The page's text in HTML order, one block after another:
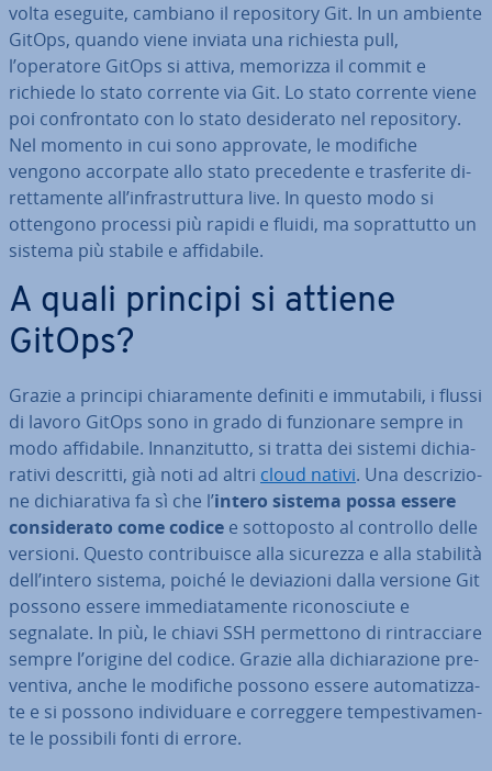
volta eseguite, cambiano il re­po­si­to­ry Git. In un ambiente
GitOps, quando viene inviata una richiesta pull,
l’operatore GitOps si attiva, memorizza il commit e
richiede lo stato corrente via Git. Lo stato corrente viene
poi con­fron­ta­to con lo stato de­si­de­ra­to nel re­po­si­to­ry.
Nel momento in cui sono approvate, le modifiche
vengono accorpate allo stato pre­ce­den­te e tra­sfe­ri­te di­
ret­ta­men­te all’in­fra­strut­tu­ra live. In questo modo si
ottengono processi più rapidi e fluidi, ma so­prat­tut­to un
sistema più stabile e af­fi­da­bi­le.
A quali principi si attiene
GitOps?
Grazie a principi chia­ra­men­te definiti e im­mu­ta­bi­li, i flussi
di lavoro GitOps sono in grado di fun­zio­na­re sempre in
modo af­fi­da­bi­le. In­nan­zi­tut­to, si tratta dei sistemi di­chia­
ra­ti­vi descritti, già noti ad altri cloud nativi. Una de­scri­zio­
ne di­chia­ra­ti­va fa sì che l’intero sistema possa essere
con­si­de­ra­to come codice e sot­to­po­sto al controllo delle
versioni. Questo con­tri­bui­sce alla sicurezza e alla stabilità
dell’intero sistema, poiché le de­via­zio­ni dalla versione Git
possono essere im­me­dia­ta­men­te ri­co­no­sciu­te e
segnalate. In più, le chiavi SSH per­met­to­no di rin­trac­cia­re
sempre l’origine del codice. Grazie alla di­chia­ra­zio­ne pre­
ven­ti­va, anche le modifiche possono essere au­to­ma­tiz­za­
te e si possono in­di­vi­dua­re e cor­reg­ge­re tem­pe­sti­va­men­
te le possibili fonti di errore.